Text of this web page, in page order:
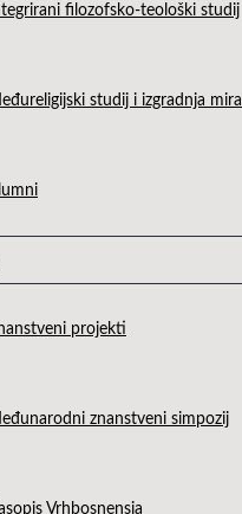
filozofsko-teološki studij
studij i izgradnja mira
projekti
znanstveni simpozij
Vrhbosnensia